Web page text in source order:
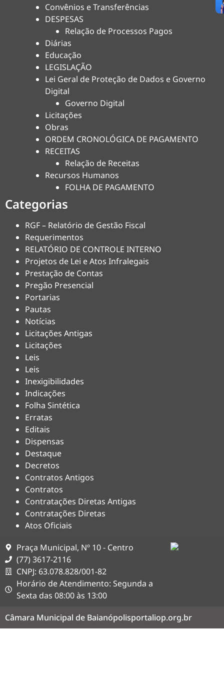
Convênios e Transferências
DESPESAS
Relação de Processos Pagos
Diárias
Educação
LEGISLAÇÃO
Lei Geral de Proteção de Dados e Governo
Digital
Governo Digital
Licitações
Obras
ORDEM CRONOLÓGICA DE PAGAMENTO
RECEITAS
Relação de Receitas
Recursos Humanos
FOLHA DE PAGAMENTO
Categorias
RGF – Relatório de Gestão Fiscal
Requerimentos
RELATÓRIO DE CONTROLE INTERNO
Projetos de Lei e Atos Infralegais
Prestação de Contas
Pregão Presencial
Portarias
Pautas
Notícias
Licitações Antigas
Licitações
Leis
Leis
Inexigibilidades
Indicações
Folha Sintética
Erratas
Editais
Dispensas
Destaque
Decretos
Contratos Antigos
Contratos
Contratações Diretas Antigas
Contratações Diretas
Atos Oficiais
Praça Municipal, Nº 10 - Centro
(77) 3617-2116
CNPJ: 63.078.828/001-82
Horário de Atendimento: Segunda a
Sexta das 08:00 às 13:00
Câmara Municipal de Baianópolisportaliop.org.br